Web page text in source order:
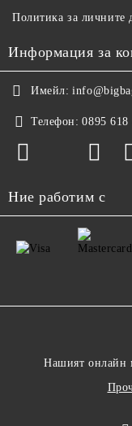
Политика за личните
Информация за
Имейл:
Телефон: 0895 618
Ние работим с
Нашият онлайн